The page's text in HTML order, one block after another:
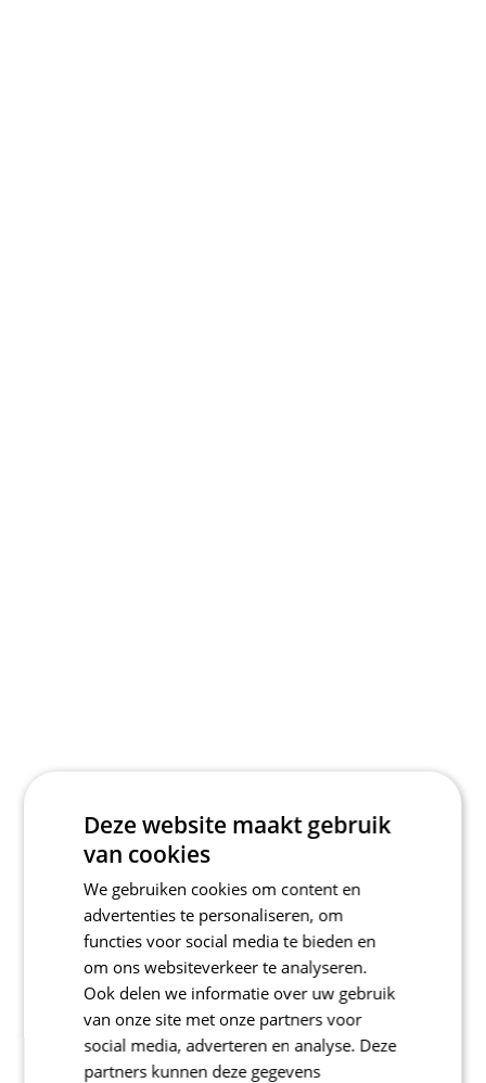
Deze website maakt gebruik
van cookies
We gebruiken cookies om content en
advertenties te personaliseren, om
functies voor social media te bieden en
om ons websiteverkeer te analyseren.
Ook delen we informatie over uw gebruik
van onze site met onze partners voor
social media, adverteren en analyse. Deze
partners kunnen deze gegevens